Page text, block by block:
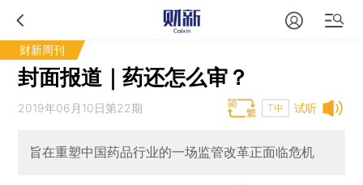
财新周刊
封面报道｜药还怎么审？
试听
2019年06月10日第22期 T中
旨在重塑中国药品行业的一场监管改革正面临危机